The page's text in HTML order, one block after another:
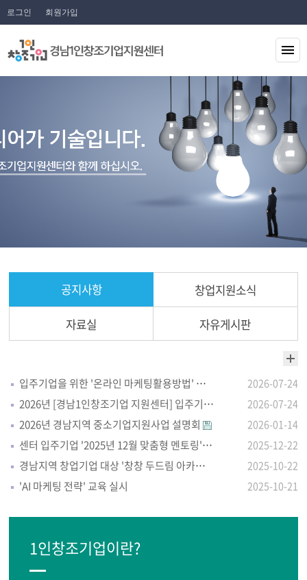
로그인 회원가입
공지사항 창업지원소식
자료실 자유게시판
입주기업을 위한 '온라인 마케팅활용방법' 자체교육 실시
2026-07-24
2026년 [경남1인창조기업 지원센터] 입주기업 모집 안내
2026-07-24
2026년 경남지역 중소기업지원사업 설명회
2026-01-14
센터 입주기업 '2025년 12월 맞춤형 멘토링'실시
2025-12-22
경남지역 창업기업 대상 '창창 두드림 아카데미'
2025-10-22
'AI 마케팅 전략' 교육 실시
2025-10-21
1인창조기업이란?